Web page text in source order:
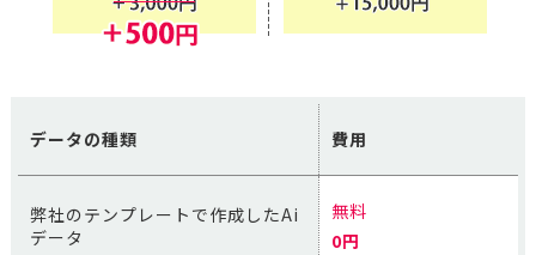
データの種類 費用
弊社のテンプレートで作成したAi
データ
無料
0円